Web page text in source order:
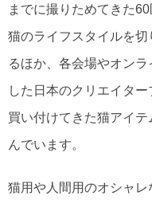
までに撮りためてきた
猫のライフスタイルを
るほか、各会場やオン
した日本のクリエイタ
買い付けてきた猫アイ
んでいます。
猫用や人間用のオシャ